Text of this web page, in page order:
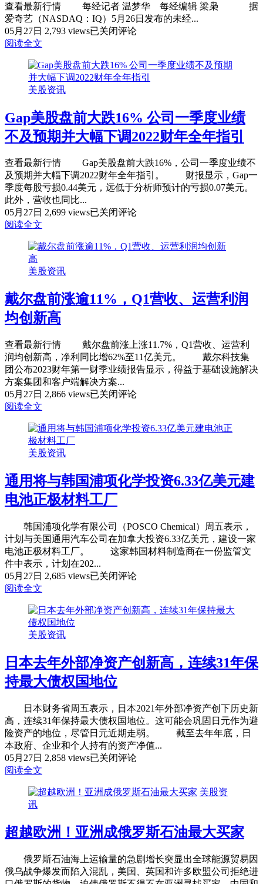
抱
一
丝
的
多
得
面
对
些
警
讯
查看最新行情 每经记者 温梦华 每经编辑 梁枭 据
爱奇艺（NASDAQ：IQ）5月26日发布的未经...
05月27日 2,793 views去
季
度
18
亿，
今
一
季
度
1.7
奇
“意
已关闭评论
阅读全文
美股资讯
Gap美股盘前大跌16% 公司一季度业绩
不及预期并大幅下调2022财年全年指引
查看最新行情 Gap美股盘前大跌16%，公司一季度业绩不
及预期并大幅下调2022财年全年指引。 财报显示，Gap一
季度每股亏损0.44美元，远低于分析师预计的亏损0.07美元。
此外，营收也同比...
05月27日 2,699 viewsGap
盘
16%
公
季
度
业
绩
不
期
下
调
2022
年
全
指
引
已关闭评论
阅读全文
美股资讯
戴尔盘前涨逾11%，Q1营收、运营利润
均创新高
查看最新行情 戴尔盘前涨上涨11.7%，Q1营收、运营利
润均创新高，净利同比增62%至11亿美元。 戴尔科技集
团公布2023财年第一财季业绩报告显示，得益于基础设施解决
方案集团和客户端解决方案...
05月27日 2,866 views戴
前
Q1
营
收、
营
利
均
创
已关闭评论
阅读全文
美股资讯
通用将与韩国浦项化学投资6.33亿美元建
电池正极材料工厂
韩国浦项化学有限公司（POSCO Chemical）周五表示，
计划与美国通用汽车公司在加拿大投资6.33亿美元，建设一家
电池正极材料工厂。 这家韩国材料制造商在一份监管文
件中表示，计划在202...
05月27日 2,685 views通
与
项
化
学
资
6.33
亿
美
元
池
材
工
厂
已关闭评论
阅读全文
美股资讯
日本去年外部净资产创新高，连续31年保
持最大债权国地位
日本财务省周五表示，日本2021年外部净资产创下历史新
高，连续31年保持最大债权国地位。这可能会巩固日元作为避
险资产的地位，尽管日元近期走弱。 截至去年年底，日
本政府、企业和个人持有的资产净值...
05月27日 2,858 views日
年
净
产
创
新
已关闭评论
阅读全文
美股资
讯
超越欧洲！亚洲成俄罗斯石油最大买家
俄罗斯石油海上运输量的急剧增长突显出全球能源贸易因
俄乌战争爆发而陷入混乱，美国、英国和许多欧盟公司拒绝进